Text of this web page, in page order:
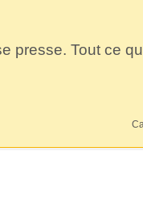
presse. Tout ce